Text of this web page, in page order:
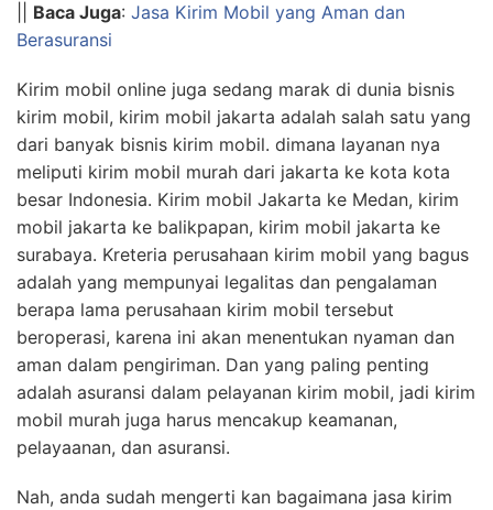
Baca Juga: Jasa Kirim Mobil yang Aman dan
Berasuransi
Kirim mobil online juga sedang marak di dunia bisnis
kirim mobil, kirim mobil jakarta adalah salah satu yang
dari banyak bisnis kirim mobil. dimana layanan nya
meliputi kirim mobil murah dari jakarta ke kota kota
besar Indonesia. Kirim mobil Jakarta ke Medan, kirim
mobil jakarta ke balikpapan, kirim mobil jakarta ke
surabaya. Kreteria perusahaan kirim mobil yang bagus
adalah yang mempunyai legalitas dan pengalaman
berapa lama perusahaan kirim mobil tersebut
beroperasi, karena ini akan menentukan nyaman dan
aman dalam pengiriman. Dan yang paling penting
adalah asuransi dalam pelayanan kirim mobil, jadi kirim
mobil murah juga harus mencakup keamanan,
pelayaanan, dan asuransi.
Nah, anda sudah mengerti kan bagaimana jasa kirim